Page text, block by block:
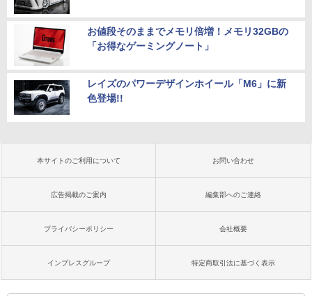
お値段そのままでメモリ倍増！メモリ32GBの
「お得なゲーミングノート」
レイズのパワーデザインホイール「M6」に新
色登場!!
本サイトのご利用について お問い合わせ
広告掲載のご案内 編集部へのご連絡
プライバシーポリシー 会社概要
インプレスグループ 特定商取引法に基づく表示